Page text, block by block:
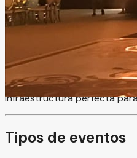
En Salón 53 convertimos
memorable. Nuestro
conferencias, expos,
sociales o culturales,
necesidades. Con
personas hasta eventos
asistentes, ofrecemos
infraestructura perfecta
Tipos de eventos